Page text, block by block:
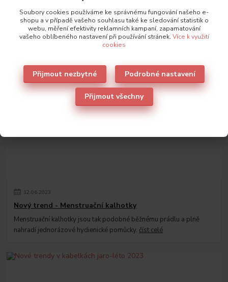
31.07.2023
Dámský batůžek: Tajemný svět na zádech
obsahovat tolik věcí. Od klíčů a telefonu až po notebook a svačinu.
A co je nejzajím...číst celé
12.06.2023
Nový trend - Menstruační kalhotky
Menstruační kalhotky jsou tak podobné běžnému prádlu a plně
nahradí jednorázové hydienické pomůcky. číst celé
Soubory cookies používáme ke správnému fungování našeho e-
shopu a v případě vašeho souhlasu také ke sledování statistik o
webu, měření efektivity reklamních kampaní, zapamatování
vašeho oblíbeného nastavení při používání stránek. Více k využití
cookies
Přijmout nezbytné Podrobné nastavení
Přijmout všechny